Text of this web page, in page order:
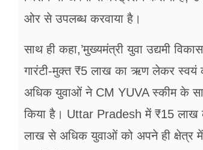
ओर से उपलब्ध करवाया है।
साथ ही कहा,’मुख्यमंत्री युवा उद्यमी
गारंटी-मुक्त ₹5 लाख का ऋण लेकर स्वयं
अधिक युवाओं ने CM YUVA स्कीम के
किया है। Uttar Pradesh में ₹15 लाख
लाख से अधिक युवाओं को अपने ही क्षेत्र